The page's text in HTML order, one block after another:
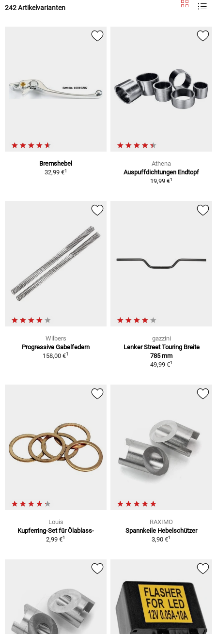
242 Artikelvarianten
Bremshebel
32,99 €1
Athena
Auspuffdichtungen Endtopf
19,99 €1
Wilbers
Progressive Gabelfedern
158,00 €1
gazzini
Lenker Street Touring Breite
785 mm
49,99 €1
Louis
Kupferring-Set für Ölablass-
2,99 €1
RAXIMO
Spannkeile Hebelschützer
3,90 €1